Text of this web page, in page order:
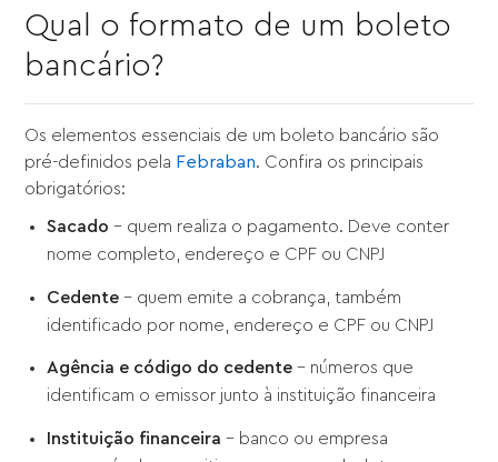
Qual o formato de um boleto
bancário?
Os elementos essenciais de um boleto bancário são
pré-definidos pela Febraban. Confira os principais
obrigatórios:
Sacado – quem realiza o pagamento. Deve conter
nome completo, endereço e CPF ou CNPJ
Cedente – quem emite a cobrança, também
identificado por nome, endereço e CPF ou CNPJ
Agência e código do cedente – números que
identificam o emissor junto à instituição financeira
Instituição financeira – banco ou empresa